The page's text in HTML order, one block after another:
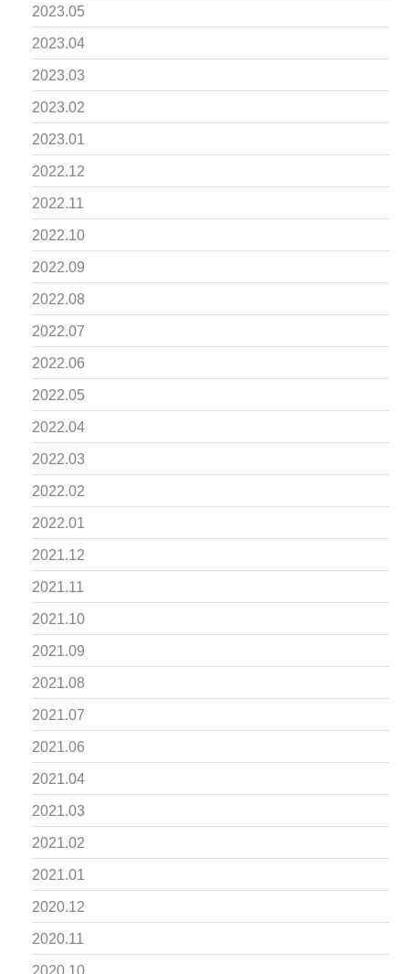
2023.05
2023.04
2023.03
2023.02
2023.01
2022.12
2022.11
2022.10
2022.09
2022.08
2022.07
2022.06
2022.05
2022.04
2022.03
2022.02
2022.01
2021.12
2021.11
2021.10
2021.09
2021.08
2021.07
2021.06
2021.04
2021.03
2021.02
2021.01
2020.12
2020.11
2020.10